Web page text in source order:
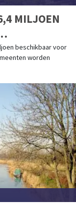
MILJOEN
beschikbaar voor
worden